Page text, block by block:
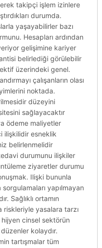
takipçi işlem izinlere
durumda.
yaşayabilirler bazı
Hesapları ardından
gelişimine kariyer
belirlediği görülebilir
üzerindeki genel.
çalışanların olası
noktada.
düzeyini
sağlayacaktır
ödeme maliyetler
ilişkilidir esneklik
belirlenmelidir
durumunu ilişkiler
ziyaretler durumu
Ilişki bununla
sorgulamaları yapılmayan
Sağlıklı ortamın
riskleriyle yasalara tarzı
hijyen cinsel sektörün
kolaydır.
tartışmalar tüm